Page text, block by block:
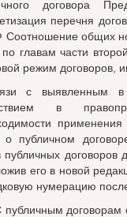
договора
перечня
Соотношение общих
главам части
режим договоров,
с выявленным в
в
публичном
публичных договоров
его в новой
нумерацию
договорам